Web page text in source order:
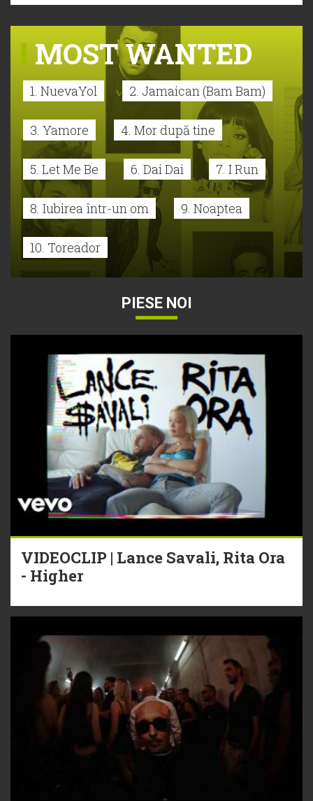
MOST WANTED
1. NuevaYol 2. Jamaican (Bam Bam)
3. Yamore 4. Mor după tine
5. Let Me Be 6. Dai Dai 7. I Run
8. Iubirea într-un om 9. Noaptea
10. Toreador
PIESE NOI
VIDEOCLIP | Lance Savali, Rita Ora
- Higher